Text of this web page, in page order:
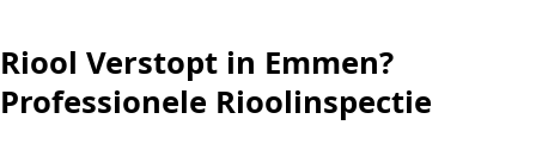
Riool Verstopt in Emmen?
Professionele Rioolinspectie